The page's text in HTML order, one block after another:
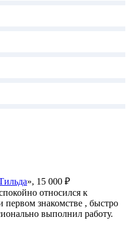
», 15 000 ₽
относился к
знакомстве , быстро
выполнил работу.